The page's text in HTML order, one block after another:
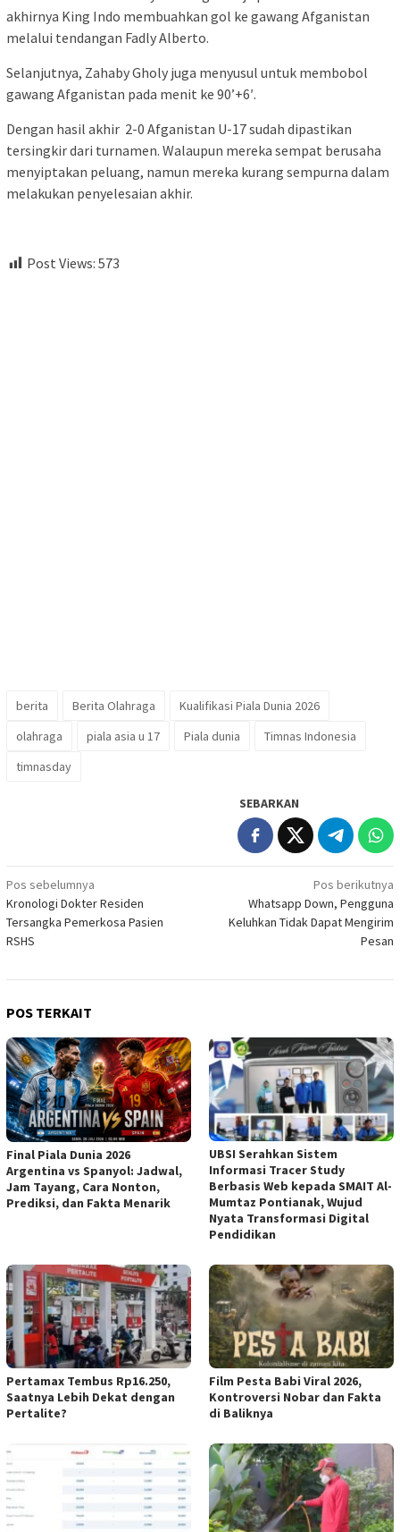
akhirnya King Indo membuahkan gol ke gawang Afganistan
melalui tendangan Fadly Alberto.
Selanjutnya, Zahaby Gholy juga menyusul untuk membobol
gawang Afganistan pada menit ke 90’+6′.
Dengan hasil akhir 2-0 Afganistan U-17 sudah dipastikan
tersingkir dari turnamen. Walaupun mereka sempat berusaha
menyiptakan peluang, namun mereka kurang sempurna dalam
melakukan penyelesaian akhir.
Post Views: 573
berita Berita Olahraga
Kualifikasi Piala Dunia 2026
olahraga
piala asia u 17 Piala dunia
Timnas Indonesia
timnasday
SEBARKAN
Navigasi
pos
Pos sebelumnya
Kronologi Dokter Residen
Tersangka Pemerkosa Pasien
RSHS
Pos berikutnya
Whatsapp Down, Pengguna
Keluhkan Tidak Dapat Mengirim
Pesan
POS TERKAIT
Final Piala Dunia 2026
Argentina vs Spanyol: Jadwal,
Jam Tayang, Cara Nonton,
Prediksi, dan Fakta Menarik
UBSI Serahkan Sistem
Informasi Tracer Study
Berbasis Web kepada SMAIT Al-
Mumtaz Pontianak, Wujud
Nyata Transformasi Digital
Pendidikan
Pertamax Tembus Rp16.250,
Saatnya Lebih Dekat dengan
Pertalite?
Film Pesta Babi Viral 2026,
Kontroversi Nobar dan Fakta
di Baliknya